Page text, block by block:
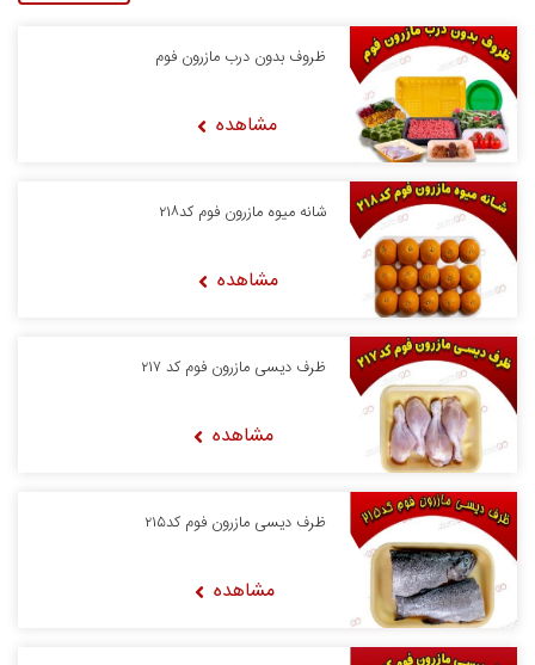
ظروف بدون درب مازرون فوم
مشاهده
شانه میوه مازرون فوم کد۲۱۸
مشاهده
ظرف دیسی مازرون فوم کد ۲۱۷
مشاهده
ظرف دیسی مازرون فوم کد۲۱۵
مشاهده